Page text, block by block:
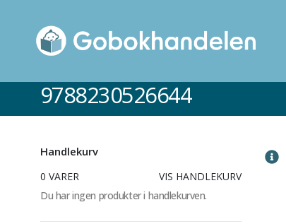
9788230526644
Handlekurv
0 VARER
VIS HANDLEKURV
Du har ingen produkter i handlekurven.